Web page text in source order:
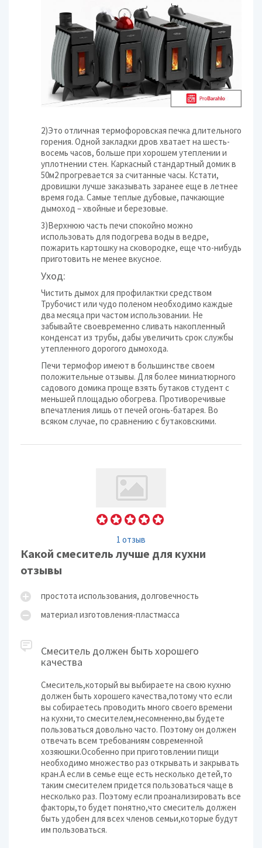
2)Это отличная термофоровская печка длительного
горения. Одной закладки дров хватает на шесть-
восемь часов, больше при хорошем утеплении и
уплотнении стен. Каркасный стандартный домик в
50м2 прогревается за считанные часы. Кстати,
дровишки лучше заказывать заранее еще в летнее
время года. Самые теплые дубовые, пачкающие
дымоход – хвойные и березовые.
3)Верхнюю часть печи спокойно можно
использовать для подогрева воды в ведре,
пожарить картошку на сковородке, еще что-нибудь
приготовить не менее вкусное.
Уход:
Чистить дымох для профилактки средством
Трубочист или чудо поленом необходимо каждые
два месяца при частом использовании. Не
забывайте своевременно сливать накопленный
конденсат из трубы, дабы увеличить срок службы
утепленного дорогого дымохода.
Печи термофор имеют в большинстве своем
положительные отзывы. Для более миниатюрного
садового домика проще взять бутаков студент с
меньшей площадью обогрева. Противоречивые
впечатления лишь от печей огонь-батарея. Во
всяком случае, по сравнению с бутаковскими.
1 отзыв
Какой смеситель лучше для кухни
отзывы
простота использования, долговечность
материал изготовления-пластмасса
Смеситель должен быть хорошего
качества
Смеситель,который вы выбираете на свою кухню
должен быть хорошего качества,потому что если
вы собираетесь проводить много своего времени
на кухни,то смесителем,несомненно,вы будете
пользоваться довольно часто. Поэтому он должен
отвечать всем требованиям современной
хозяюшки.Особенно при приготовлении пищи
необходимо множество раз открывать и закрывать
кран.А если в семье еще есть несколько детей,то
таким смесителем придется пользоваться чаще в
несколько раз. Поэтому если проанализировать все
факторы,то будет понятно,что смеситель должен
быть удобен для всех членов семьи,которые будут
им пользоваться.